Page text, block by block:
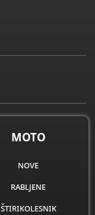
MOTO
nove
rabljene
štirikolesnik